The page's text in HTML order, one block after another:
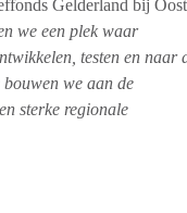
Gelderland bij Oost
we een plek waar
testen en naar
we aan de
sterke regionale